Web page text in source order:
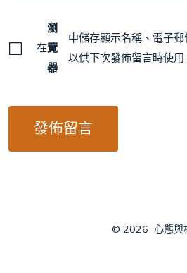
在
瀏
覽
器
中儲存顯示名稱、電子
以供下次發佈留言時使用
© 2026 心態與